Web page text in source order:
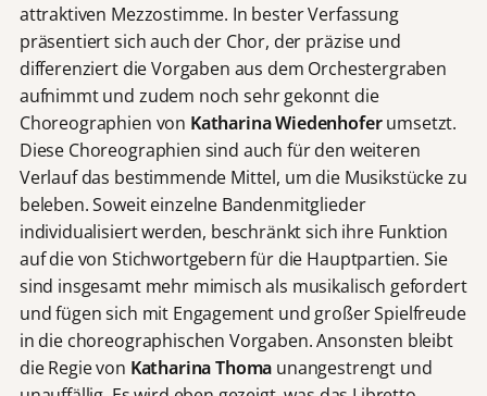
attraktiven Mezzostimme. In bester Verfassung
präsentiert sich auch der Chor, der präzise und
differenziert die Vorgaben aus dem Orchestergraben
aufnimmt und zudem noch sehr gekonnt die
Choreographien von Katharina Wiedenhoferumsetzt.
Diese Choreographien sind auch für den weiteren
Verlauf das bestimmende Mittel, um die Musikstücke zu
beleben. Soweit einzelne Bandenmitglieder
individualisiert werden, beschränkt sich ihre Funktion
auf die von Stichwortgebern für die Hauptpartien. Sie
sind insgesamt mehr mimisch als musikalisch gefordert
und fügen sich mit Engagement und großer Spielfreude
in die choreographischen Vorgaben. Ansonsten bleibt
die Regie von Katharina Thoma unangestrengt und